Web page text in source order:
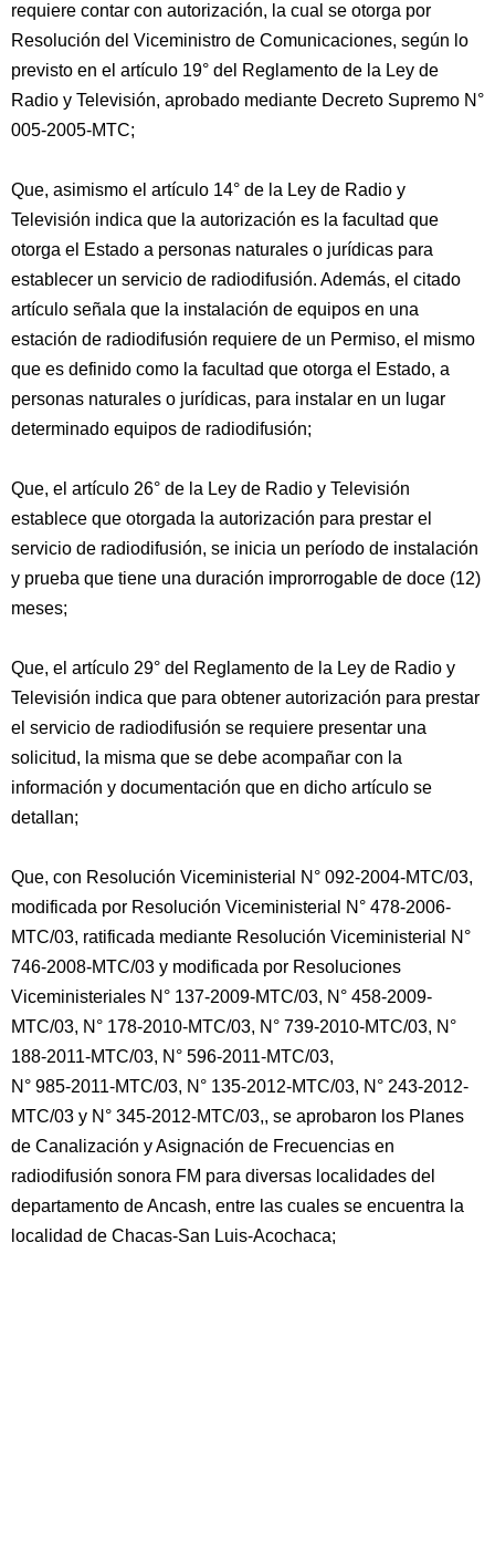
requiere contar con autorización, la cual se otorga por
Resolución del Viceministro de Comunicaciones, según lo
previsto en el artículo 19° del Reglamento de la Ley de
Radio y Televisión, aprobado mediante Decreto Supremo N°
005-2005-MTC;
Que, asimismo el artículo 14° de la Ley de Radio y
Televisión indica que la autorización es la facultad que
otorga el Estado a personas naturales o jurídicas para
establecer un servicio de radiodifusión. Además, el citado
artículo señala que la instalación de equipos en una
estación de radiodifusión requiere de un Permiso, el mismo
que es definido como la facultad que otorga el Estado, a
personas naturales o jurídicas, para instalar en un lugar
determinado equipos de radiodifusión;
Que, el artículo 26° de la Ley de Radio y Televisión
establece que otorgada la autorización para prestar el
servicio de radiodifusión, se inicia un período de instalación
y prueba que tiene una duración improrrogable de doce (12)
meses;
Que, el artículo 29° del Reglamento de la Ley de Radio y
Televisión indica que para obtener autorización para prestar
el servicio de radiodifusión se requiere presentar una
solicitud, la misma que se debe acompañar con la
información y documentación que en dicho artículo se
detallan;
Que, con Resolución Viceministerial N° 092-2004-MTC/03,
modificada por Resolución Viceministerial N° 478-2006-
MTC/03, ratificada mediante Resolución Viceministerial N°
746-2008-MTC/03 y modificada por Resoluciones
Viceministeriales N° 137-2009-MTC/03, N° 458-2009-
MTC/03, N° 178-2010-MTC/03, N° 739-2010-MTC/03, N°
188-2011-MTC/03, N° 596-2011-MTC/03,
N° 985-2011-MTC/03, N° 135-2012-MTC/03, N° 243-2012-
MTC/03 y N° 345-2012-MTC/03,, se aprobaron los Planes
de Canalización y Asignación de Frecuencias en
radiodifusión sonora FM para diversas localidades del
departamento de Ancash, entre las cuales se encuentra la
localidad de Chacas-San Luis-Acochaca;